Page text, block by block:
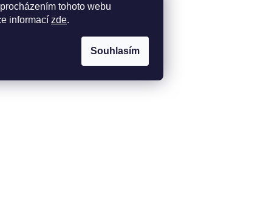
tohoto webu
informací zde.
Souhlasím